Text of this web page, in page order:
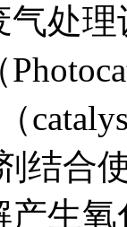
理
结合
产生